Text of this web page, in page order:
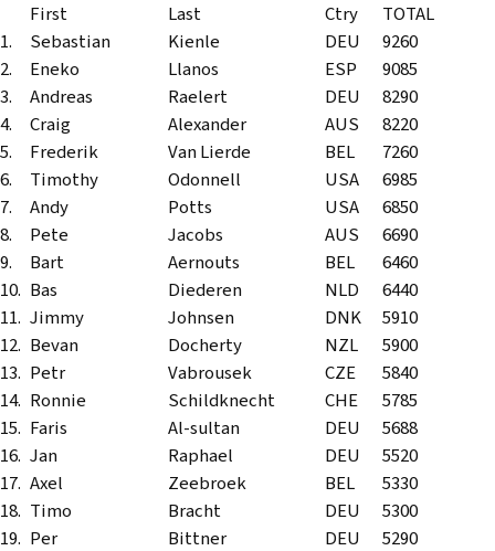
First
Last Ctry
TOTAL
1.
Sebastian Kienle DEU
9260
2.
Eneko Llanos ESP
9085
3.
Andreas Raelert DEU
8290
4.
Craig Alexander AUS
8220
5.
Frederik Van Lierde BEL
7260
6.
Timothy Odonnell USA
6985
7.
Andy Potts USA
6850
8.
Pete Jacobs AUS
6690
9.
Bart Aernouts BEL
6460
10. Bas Diederen NLD
6440
11. Jimmy Johnsen DNK
5910
12. Bevan Docherty NZL
5900
13. Petr Vabrousek CZE
5840
14. Ronnie Schildknecht CHE
5785
15. Faris Al-sultan DEU
5688
16. Jan Raphael DEU
5520
17. Axel Zeebroek BEL
5330
18. Timo Bracht DEU
5300
19. Per Bittner DEU
5290